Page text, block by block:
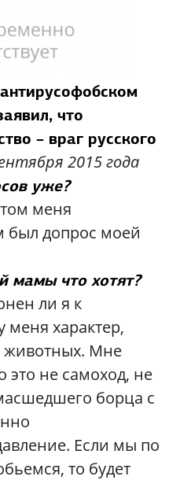
что
– враг русского
2015 года
уже?
меня
был допрос моей
мамы что хотят?
ли я к
меня характер,
животных. Мне
это не самоход, не
борца с
Если мы по
то будет